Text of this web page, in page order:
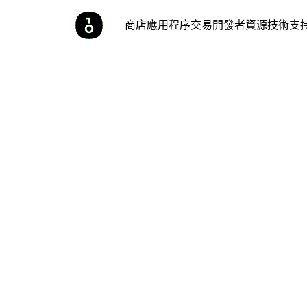
商店應用程序交易開發者資源技術支